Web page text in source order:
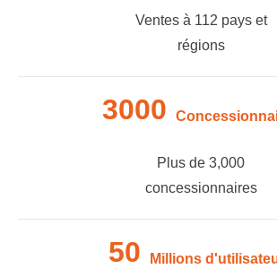
Ventes à 112 pays et
régions
3000
Plus de 3,000
concessionnaires
50 Millions